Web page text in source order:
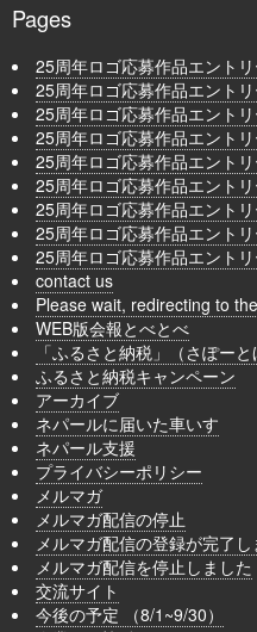
Pages
25周年ロゴ応募作品エント
25周年ロゴ応募作品エント
25周年ロゴ応募作品エント
25周年ロゴ応募作品エント
25周年ロゴ応募作品エント
25周年ロゴ応募作品エント
25周年ロゴ応募作品エント
25周年ロゴ応募作品エント
25周年ロゴ応募作品エントリ
contact us
Please wait, redirecting to
WEB版会報とべとべ
「ふるさと納税」（さぽー
ふるさと納税キャンペーン
アーカイブ
ネパールに届いた車いす
ネパール支援
プライバシーポリシー
メルマガ
メルマガ配信の停止
メルマガ配信の登録が完了し
メルマガ配信を停止しました
交流サイト
今後の予定 （8/1~9/30）